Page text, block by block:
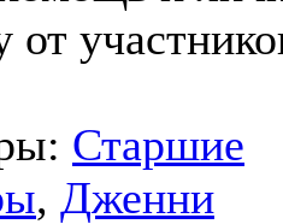
от
Старшие
, Дженни